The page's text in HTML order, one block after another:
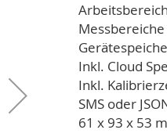
Inkl. Cloud
Inkl.
SMS oder
61 x 93 x 53